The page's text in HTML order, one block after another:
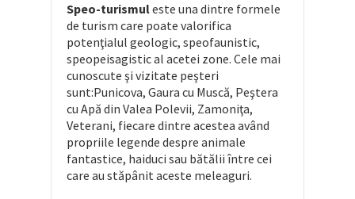
Speo-turismuleste una dintre formele
de turism care poate valorifica
potenţialul geologic, speofaunistic,
speopeisagistic al acetei zone. Cele mai
cunoscute şi vizitate peşteri
sunt:Punicova, Gaura cu Muscă, Peştera
cu Apă din Valea Polevii, Zamoniţa,
Veterani, fiecare dintre acestea având
propriile legende despre animale
fantastice, haiduci sau bătălii între cei
care au stăpânit aceste meleaguri.